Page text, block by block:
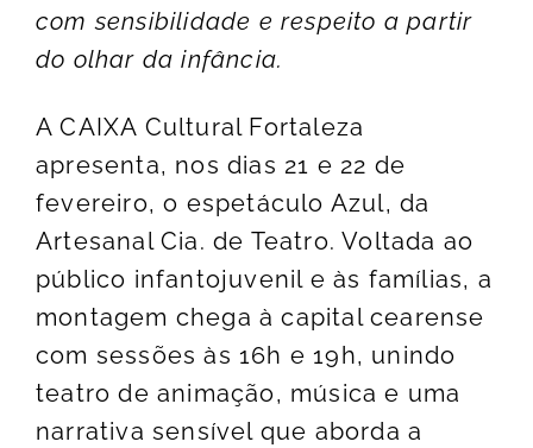
com sensibilidade e respeito a partir
do olhar da infância.
A CAIXA Cultural Fortaleza
apresenta, nos dias 21 e 22 de
fevereiro, o espetáculo Azul, da
Artesanal Cia. de Teatro. Voltada ao
público infantojuvenil e às famílias, a
montagem chega à capital cearense
com sessões às 16h e 19h, unindo
teatro de animação, música e uma
narrativa sensível que aborda a